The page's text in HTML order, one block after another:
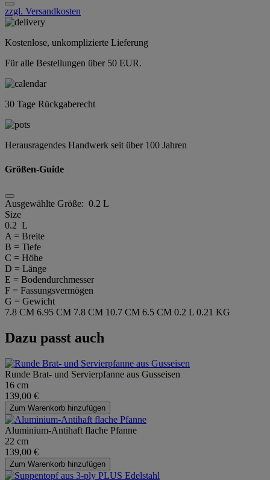
zzgl. Versandkosten
Kostenlose, unkomplizierte Lieferung
Für alle Bestellungen über 50 EUR.
30 Tage Rückgaberecht
Herausragendes Handwerk seit über 100 Jahren
Größen-Guide
Ausgewählte Größe: 0.2 L
Size
0.2 L
A = Breite
B = Tiefe
C = Höhe
D = Länge
E = Bodendurchmesser
F = Fassungsvermögen
G = Gewicht
7.8 CM 6.95 CM 7.8 CM 10.7 CM 6.5 CM 0.2 L 0.21 KG
Dazu passt auch
Runde Brat- und Servierpfanne aus Gusseisen
16 cm
139,00 €
Zum Warenkorb hinzufügen
Aluminium-Antihaft flache Pfanne
22 cm
139,00 €
Zum Warenkorb hinzufügen